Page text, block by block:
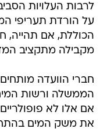
לרבות העלויות
על הורדת תעריפי
הכוללת, אם תהייה,
מקבילה מתקציב
חברי הוועדה
הממשלה ורשות
אם אלו לא
את משק המים